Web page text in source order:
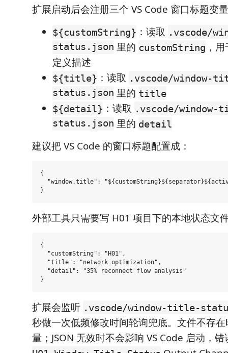
扩展启动后会注册三个 VS Code 窗口标题变
${customString} ：读取 .vscode/
status.json 里的 customString ，
定义描述
${title} ：读取 .vscode/window-
status.json 里的 title
${detail} ：读取 .vscode/
status.json 里的 detail
建议把 VS Code 的窗口标题配置成：
{
"window.title":
外部工具只需要写 H01 项目下的本地状态文
{
  "customString": "H01",
  "title": "network optimization",
  "detail": "35% reconnect flow analysis"
扩展会监听 .vscode/window-title-
秒做一次低频修改时间轮询兜底。文件不存
量；JSON 无效时不会影响 VS Code 启动，